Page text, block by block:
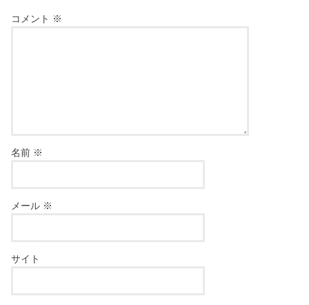
コメント ※
名前 ※
メール ※
サイト